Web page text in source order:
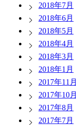
2018年7月
2018年6月
2018年5月
2018年4月
2018年3月
2018年1月
2017年11月
2017年10月
2017年8月
2017年7月